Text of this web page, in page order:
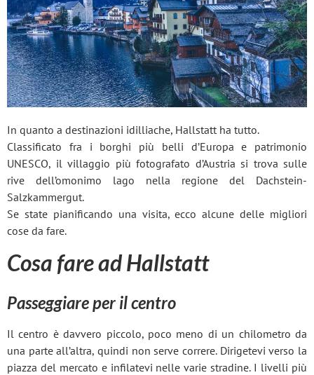
In quanto a destinazioni idilliache, Hallstatt ha tutto.
Classificato fra i borghi più belli d’Europa e patrimonio
UNESCO, il villaggio più fotografato d’Austria si trova sulle
rive dell’omonimo lago nella regione del Dachstein-
Salzkammergut.
Se state pianificando una visita, ecco alcune delle migliori
cose da fare.
Cosa fare ad Hallstatt
Passeggiare per il centro
Il centro è davvero piccolo, poco meno di un chilometro da
una parte all’altra, quindi non serve correre. Dirigetevi verso la
piazza del mercato e infilatevi nelle varie stradine. I livelli più